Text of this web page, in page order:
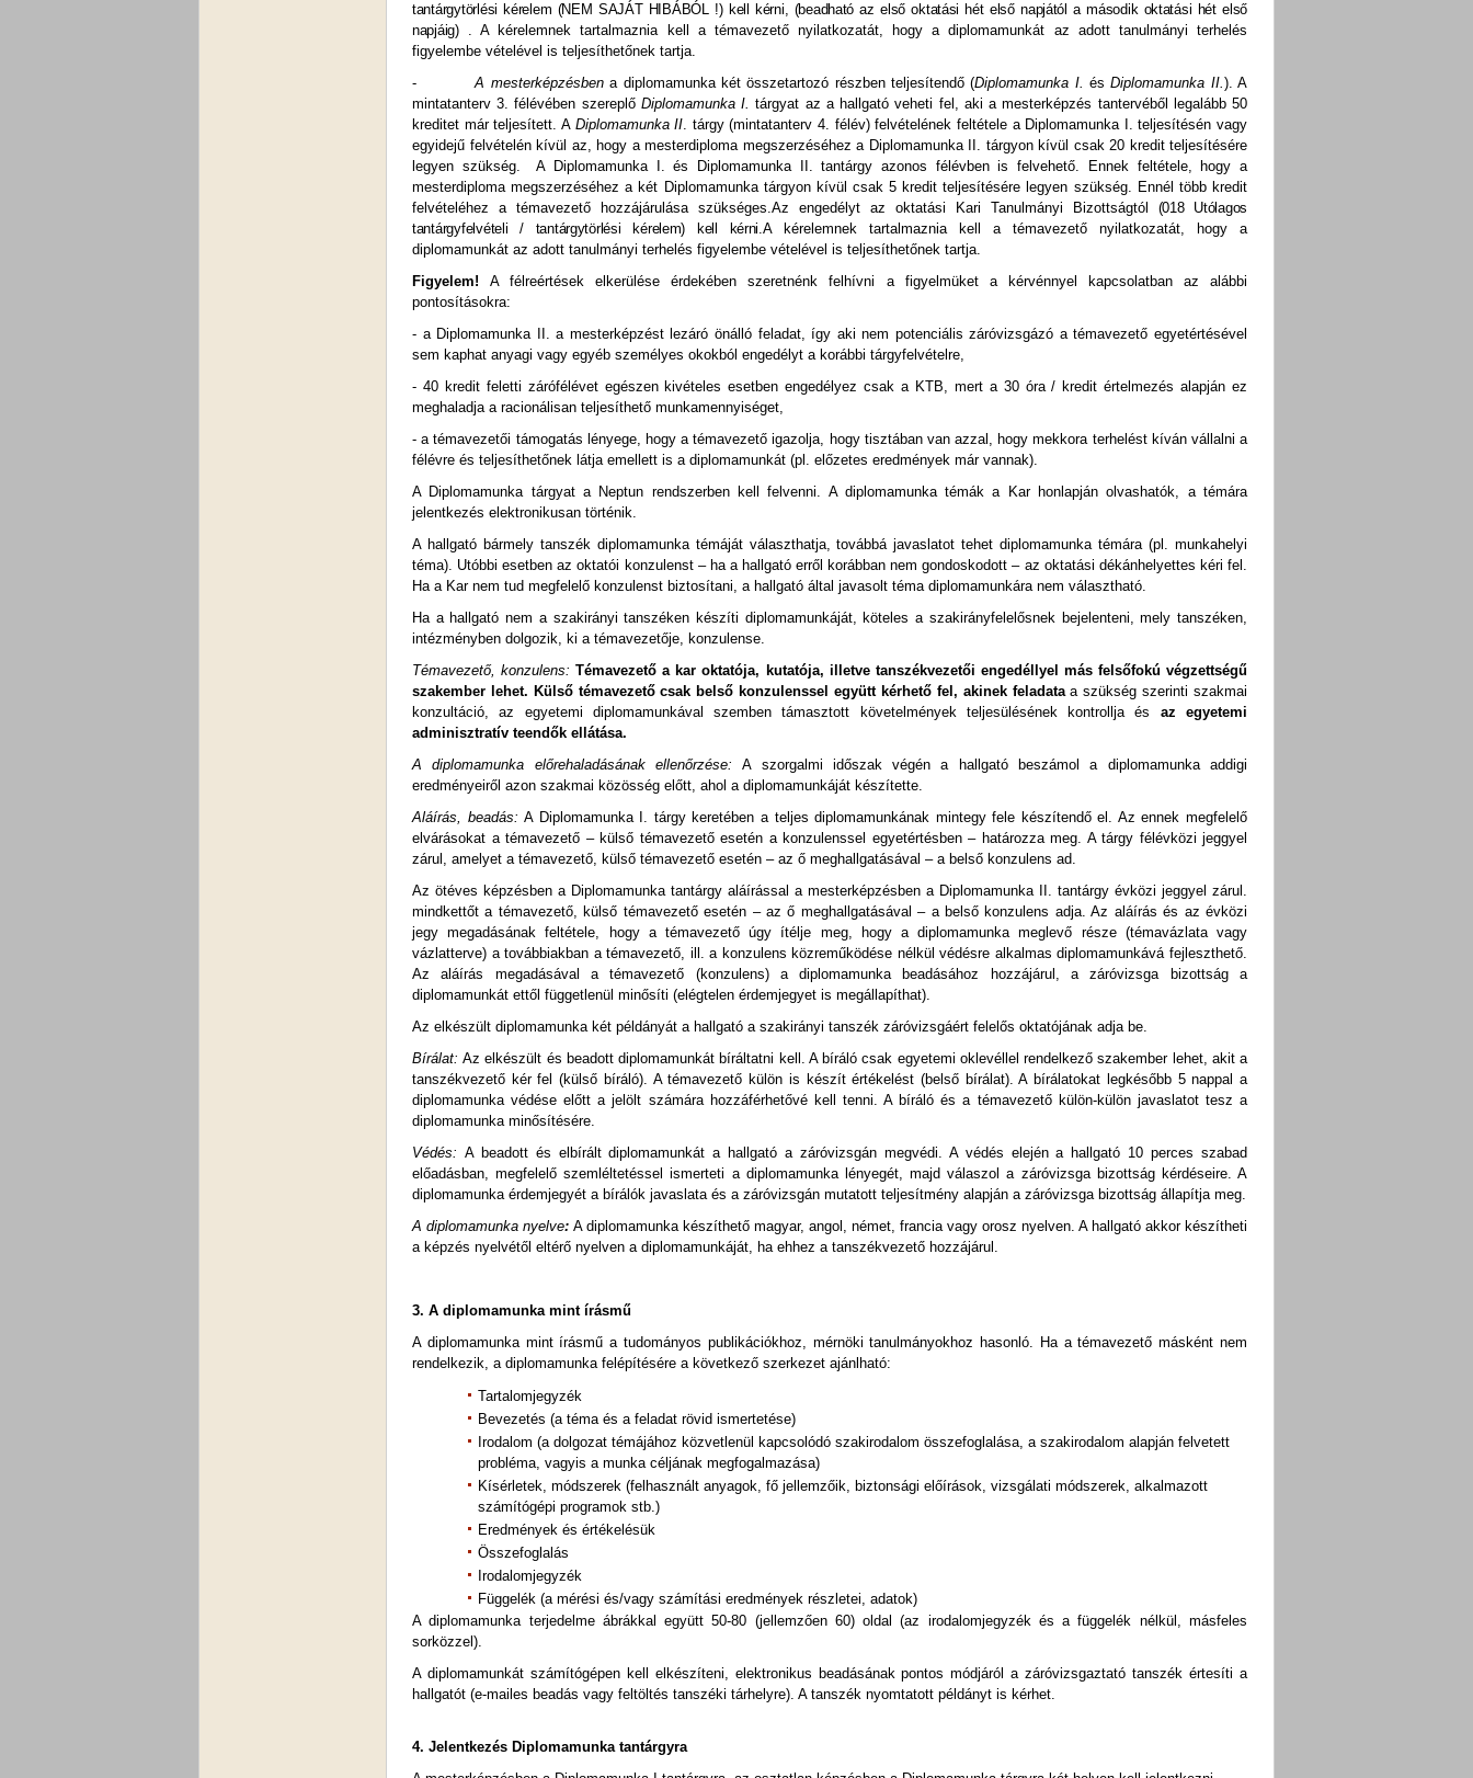
tantárgytörlési kérelem (NEM SAJÁT HIBÁBÓL !) kell kérni, (beadható az első oktatási hét első napjától a második oktatási hét első
napjáig). A kérelemnek tartalmaznia kell a témavezető nyilatkozatát, hogy a diplomamunkát az adott tanulmányi terhelés
figyelembe vételével is teljesíthetőnek tartja.
-A mesterképzésbena diplomamunka két összetartozó részben teljesítendő (Diplomamunka I. ésDiplomamunka II.). A
mintatanterv 3. félévében szereplő Diplomamunka I. tárgyat az a hallgató veheti fel, aki a mesterképzés tantervéből legalább 50
kreditet már teljesített. A Diplomamunka II. tárgy (mintatanterv 4. félév) felvételének feltétele a Diplomamunka I. teljesítésén vagy
egyidejű felvételén kívül az, hogy a mesterdiploma megszerzéséhez a Diplomamunka II. tárgyon kívül csak 20 kredit teljesítésére
legyen szükség. A Diplomamunka I. és Diplomamunka II. tantárgy azonos félévben is felvehető. Ennek feltétele, hogy a
mesterdiploma megszerzéséhez a két Diplomamunka tárgyon kívül csak 5 kredit teljesítésére legyen szükség. Ennél több kredit
felvételéhez a témavezető hozzájárulása szükséges.Az engedélyt az oktatási Kari Tanulmányi Bizottságtól (018 Utólagos
tantárgyfelvételi / tantárgytörlési kérelem) kell kérni.A kérelemnek tartalmaznia kell a témavezető nyilatkozatát, hogy a
diplomamunkát az adott tanulmányi terhelés figyelembe vételével is teljesíthetőnek tartja.
Figyelem! A félreértések elkerülése érdekében szeretnénk felhívni a figyelmüket a kérvénnyel kapcsolatban az alábbi
pontosításokra:
- a Diplomamunka II. a mesterképzést lezáró önálló feladat, így aki nem potenciális záróvizsgázó a témavezető egyetértésével
sem kaphat anyagi vagy egyéb személyes okokból engedélyt a korábbi tárgyfelvételre,
- 40 kredit feletti zárófélévet egészen kivételes esetben engedélyez csak a KTB, mert a 30 óra / kredit értelmezés alapján ez
meghaladja a racionálisan teljesíthető munkamennyiséget,
- a témavezetői támogatás lényege, hogy a témavezető igazolja, hogy tisztában van azzal, hogy mekkora terhelést kíván vállalni a
félévre és teljesíthetőnek látja emellett is a diplomamunkát (pl. előzetes eredmények már vannak).
A Diplomamunka tárgyat a Neptun rendszerben kell felvenni. A diplomamunka témák a Kar honlapján olvashatók, a témára
jelentkezés elektronikusan történik.
A hallgató bármely tanszék diplomamunka témáját választhatja, továbbá javaslatot tehet diplomamunka témára (pl. munkahelyi
téma). Utóbbi esetben az oktatói konzulenst – ha a hallgató erről korábban nem gondoskodott – az oktatási dékánhelyettes kéri fel.
Ha a Kar nem tud megfelelő konzulenst biztosítani, a hallgató által javasolt téma diplomamunkára nem választható.
Ha a hallgató nem a szakirányi tanszéken készíti diplomamunkáját, köteles a szakirányfelelősnek bejelenteni, mely tanszéken,
intézményben dolgozik, ki a témavezetője, konzulense.
Témavezető, konzulens:Témavezető a kar oktatója, kutatója, illetve tanszékvezetői engedéllyel más felsőfokú végzettségű
szakember lehet. Külső témavezető csak belső konzulenssel együtt kérhető fel, akinek feladataa szükség szerinti szakmai
konzultáció, az egyetemi diplomamunkával szemben támasztott követelmények teljesülésének kontrollja és az egyetemi
adminisztratív teendők ellátása.
A diplomamunka előrehaladásának ellenőrzése:A szorgalmi időszak végén a hallgató beszámol a diplomamunka addigi
eredményeiről azon szakmai közösség előtt, ahol a diplomamunkáját készítette.
Aláírás, beadás:A Diplomamunka I. tárgy keretében a teljes diplomamunkának mintegy fele készítendő el. Az ennek megfelelő
elvárásokat a témavezető – külső témavezető esetén a konzulenssel egyetértésben – határozza meg. A tárgy félévközi jeggyel
zárul, amelyet a témavezető, külső témavezető esetén – az ő meghallgatásával – a belső konzulens ad.
Az ötéves képzésben a Diplomamunka tantárgy aláírással a mesterképzésben a Diplomamunka II. tantárgy évközi jeggyel zárul.
mindkettőt a témavezető, külső témavezető esetén – az ő meghallgatásával – a belső konzulens adja. Az aláírás és az évközi
jegy megadásának feltétele, hogy a témavezető úgy ítélje meg, hogy a diplomamunka meglevő része (témavázlata vagy
vázlatterve) a továbbiakban a témavezető, ill. a konzulens közreműködése nélkül védésre alkalmas diplomamunkává fejleszthető.
Az aláírás megadásával a témavezető (konzulens) a diplomamunka beadásához hozzájárul, a záróvizsga bizottság a
diplomamunkát ettől függetlenül minősíti (elégtelen érdemjegyet is megállapíthat).
Az elkészült diplomamunka két példányát a hallgató a szakirányi tanszék záróvizsgáért felelős oktatójának adja be.
Bírálat:Az elkészült és beadott diplomamunkát bíráltatni kell. A bíráló csak egyetemi oklevéllel rendelkező szakember lehet, akit a
tanszékvezető kér fel (külső bíráló). A témavezető külön is készít értékelést (belső bírálat). A bírálatokat legkésőbb 5 nappal a
diplomamunka védése előtt a jelölt számára hozzáférhetővé kell tenni. A bíráló és a témavezető külön-külön javaslatot tesz a
diplomamunka minősítésére.
Védés: A beadott és elbírált diplomamunkát a hallgató a záróvizsgán megvédi. A védés elején a hallgató 10 perces szabad
előadásban, megfelelő szemléltetéssel ismerteti a diplomamunka lényegét, majd válaszol a záróvizsga bizottság kérdéseire. A
diplomamunka érdemjegyét a bírálók javaslata és a záróvizsgán mutatott teljesítmény alapján a záróvizsga bizottság állapítja meg.
A diplomamunka nyelve: A diplomamunka készíthető magyar, angol, német, francia vagy orosz nyelven. A hallgató akkor készítheti
a képzés nyelvétől eltérő nyelven a diplomamunkáját, ha ehhez a tanszékvezető hozzájárul.
3. A diplomamunka mint írásmű
A diplomamunka mint írásmű a tudományos publikációkhoz, mérnöki tanulmányokhoz hasonló. Ha a témavezető másként nem
rendelkezik, a diplomamunka felépítésére a következő szerkezet ajánlható:
Tartalomjegyzék
Bevezetés (a téma és a feladat rövid ismertetése)
Irodalom (a dolgozat témájához közvetlenül kapcsolódó szakirodalom összefoglalása, a szakirodalom alapján felvetett
probléma, vagyis a munka céljának megfogalmazása)
Kísérletek, módszerek (felhasznált anyagok, fő jellemzőik, biztonsági előírások, vizsgálati módszerek, alkalmazott
számítógépi programok stb.)
Eredmények és értékelésük
Összefoglalás
Irodalomjegyzék
Függelék (a mérési és/vagy számítási eredmények részletei, adatok)
A diplomamunka terjedelme ábrákkal együtt 50-80 (jellemzően 60) oldal (az irodalomjegyzék és a függelék nélkül, másfeles
sorközzel).
A diplomamunkát számítógépen kell elkészíteni, elektronikus beadásának pontos módjáról a záróvizsgaztató tanszék értesíti a
hallgatót (e-mailes beadás vagy feltöltés tanszéki tárhelyre). A tanszék nyomtatott példányt is kérhet.
4. Jelentkezés Diplomamunka tantárgyra